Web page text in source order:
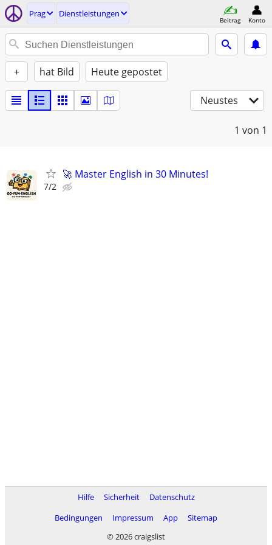
Prag Dienstleistungen
Beitrag Konto
+ hat Bild Heute gepostet
Neustes
1 von 1
🚀 Master English in 30 Minutes!
7/2
Hilfe Sicherheit
Datenschutz
Bedingungen
Impressum App
Sitemap
© 2026 craigslist